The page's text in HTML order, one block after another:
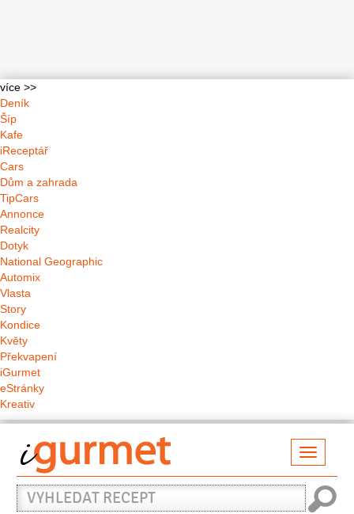
více >>
Deník
Šíp
Kafe
iReceptář
Cars
Dům a zahrada
TipCars
Annonce
Realcity
Dotyk
National Geographic
Automix
Vlasta
Story
Kondice
Květy
Překvapení
iGurmet
eStránky
Kreativ
Vyhledat
recept